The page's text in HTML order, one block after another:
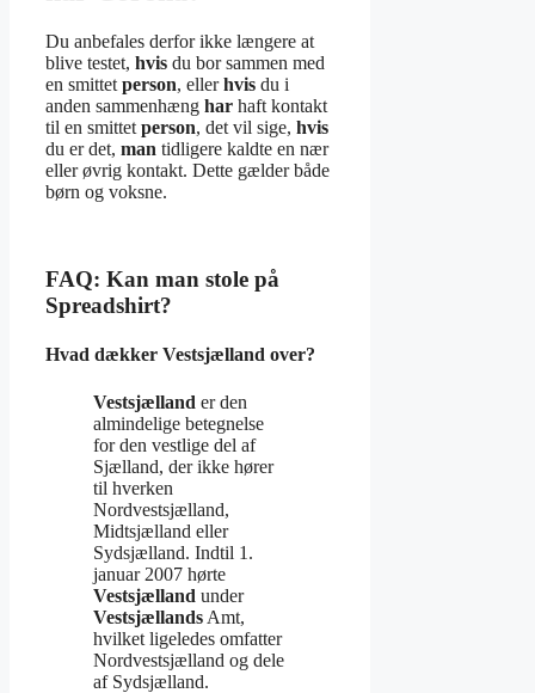
Du anbefales derfor ikke længere at
blive testet, hvis du bor sammen med
en smittet person, ellerhvis du i
anden sammenhæng har haft kontakt
til en smittet person, det vil sige, hvis
du er det, man tidligere kaldte en nær
eller øvrig kontakt. Dette gælder både
børn og voksne.
FAQ: Kan man stole på
Spreadshirt?
Hvad dækker Vestsjælland over?
Vestsjælland er den
almindelige betegnelse
for den vestlige del af
Sjælland, der ikke hører
til hverken
Nordvestsjælland,
Midtsjælland eller
Sydsjælland. Indtil 1.
januar 2007 hørte
Vestsjælland under
Vestsjællands Amt,
hvilket ligeledes omfatter
Nordvestsjælland og dele
af Sydsjælland.